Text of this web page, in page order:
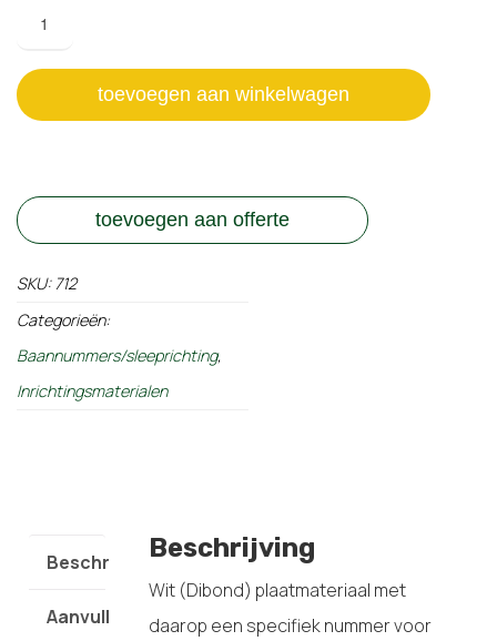
toevoegen aan winkelwagen
toevoegen aan offerte
SKU:712
Categorieën:
Baannummers/sleeprichting,
Inrichtingsmaterialen
Beschrijving
Aanvullende
Beschrijving
Wit (Dibond) plaatmateriaal met
daarop een specifiek nummer voor